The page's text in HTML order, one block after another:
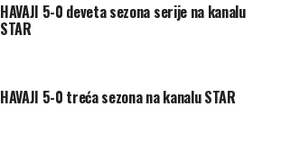
HAVAJI 5-0 deveta sezona serije na kanalu
STAR
HAVAJI 5-0 treća sezona na kanalu STAR